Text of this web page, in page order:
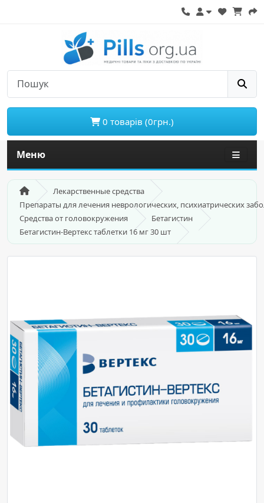
0 товарів (0грн.)
Меню
Лекарственные средства
Препараты для лечения неврологических, психиатрических
Средства от головокружения
Бетагистин
Бетагистин-Вертекс таблетки 16 мг 30 шт